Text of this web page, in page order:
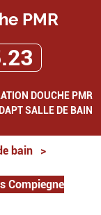
PMR
DOUCHE PMR
SALLE DE BAIN
bain
>
Compiegne